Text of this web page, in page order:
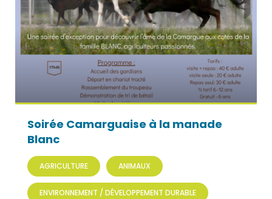
Soirée Camarguaise à la manade
Blanc
AGRICULTURE ANIMAUX
ENVIRONNEMENT / DÉVELOPPEMENT DURABLE